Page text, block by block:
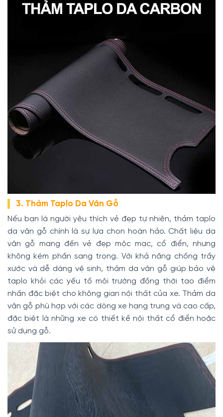
3. Thảm Taplo Da Vân Gỗ
Nếu bạn là người yêu thích vẻ đẹp tự nhiên, thảm taplo
da vân gỗ chính là sự lựa chọn hoàn hảo. Chất liệu da
vân gỗ mang đến vẻ đẹp mộc mạc, cổ điển, nhưng
không kém phần sang trọng. Với khả năng chống trầy
xước và dễ dàng vệ sinh, thảm da vân gỗ giúp bảo vệ
taplo khỏi các yếu tố môi trường đồng thời tạo điểm
nhấn đặc biệt cho không gian nội thất của xe. Thảm da
vân gỗ phù hợp với các dòng xe hạng trung và cao cấp,
đặc biệt là những xe có thiết kế nội thất cổ điển hoặc
sử dụng gỗ.